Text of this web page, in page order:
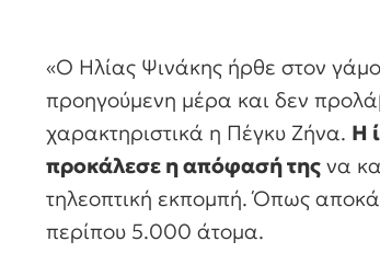
«Ο Ηλίας Ψινάκης ήρθε στον γάμο
προηγούμενη μέρα και δεν
χαρακτηριστικά η Πέγκυ Ζήνα. Η
προκάλεσε η απόφασή της να
τηλεοπτική εκπομπή. Όπως
περίπου 5.000 άτομα.